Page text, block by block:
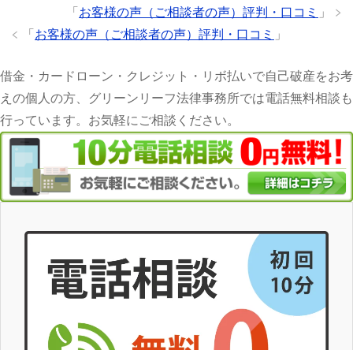
「 お客様の声（ご相談者の声）評判・口コミ
」
「 お客様の声（ご相談者の声）評判・口コミ 」
借金・カードローン・クレジット・リボ払いで自己破産をお考
えの個人の方、グリーンリーフ法律事務所では電話無料相談も
行っています。お気軽にご相談ください。